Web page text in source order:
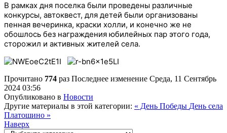
В рамках дня поселка были проведены различные
конкурсы, автоквест, для детей были организованы
пенная вечеринка, краски холли, и конечно же не
обошлось без награждения юбилейных пар этого года,
сторожил и активных жителей села.
Прочитано 774 раз Последнее изменение Среда, 11 Сентябрь
2024 03:56
Опубликовано в Новости
Другие материалы в этой категории: « День Победы День села
Платошино »
Наверх